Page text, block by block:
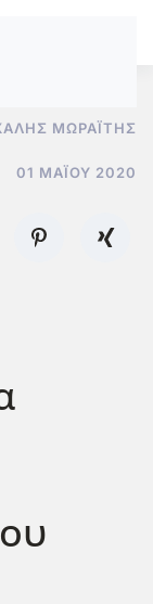
ΜΩΡΑΪ́ΤΗΣ
01 ΜΑΪ́ΟΥ 2020